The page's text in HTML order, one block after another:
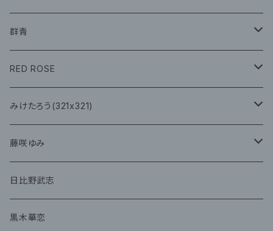
CD
グッズ
CD
チェキ
群青
イベント
CD
グッズ
RED ROSE
CD
みけたろう(321x321)
CD
グッズ
藤咲ゆみ
CD
グッズ
日比野武志
黒木華恋